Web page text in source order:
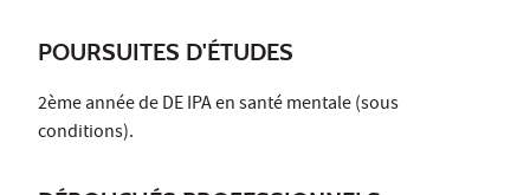
POURSUITES D'ÉTUDES
2ème année de DE IPA en santé mentale (sous
conditions).